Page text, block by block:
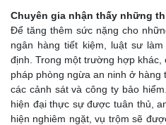
Chuyên gia nhận thấy những
Để tăng thêm sức nặng cho
ngân hàng tiết kiệm, luật sư
định. Trong một trường hợp khác,
pháp phòng ngừa an ninh ở
các cảnh sát và công ty bảo
hiện đại thực sự được tuân thủ,
hiện nghiêm ngặt, vụ trộm sẽ